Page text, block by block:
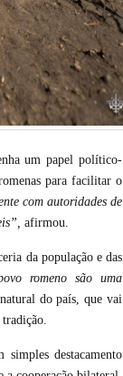
um papel político-
para facilitar o
com autoridades de
afirmou.
da população e das
romeno são uma
do país, que vai
destacamento